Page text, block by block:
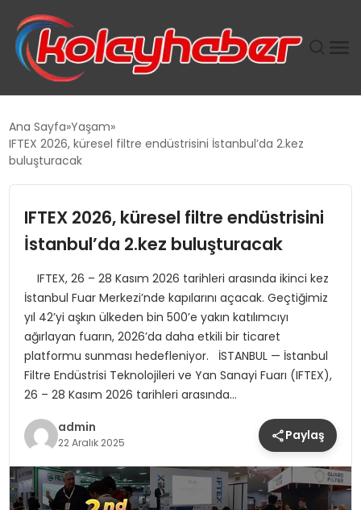
SUWEN’IN İSTIHDAM MODELI EKONOMIDE KADIN
TANYER YAPI ZEMIN MÜHENDISLIĞINDE HEDEF
BÜYÜTTÜ
TOROSLAR’DA PAZAR GERGİNLİĞİ!
Ana Sayfa Yaşam
IFTEX 2026, küresel filtre endüstrisini İstanbul’da 2.kez
buluşturacak
IFTEX 2026, küresel filtre endüstrisini
İstanbul’da 2.kez buluşturacak
IFTEX, 26 – 28 Kasım 2026 tarihleri arasında ikinci kez
İstanbul Fuar Merkezi’nde kapılarını açacak. Geçtiğimiz
yıl 42’yi aşkın ülkeden bin 500’e yakın katılımcıyı
ağırlayan fuarın, 2026’da daha etkili bir ticaret
platformu sunması hedefleniyor. İSTANBUL — İstanbul
Filtre Endüstrisi Teknolojileri ve Yan Sanayi Fuarı (IFTEX),
26 – 28 Kasım 2026 tarihleri arasında…
admin
22 Aralık 2025 Paylaş